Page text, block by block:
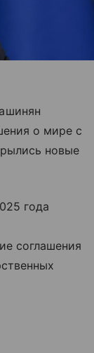
о мире с
новые
года
соглашения